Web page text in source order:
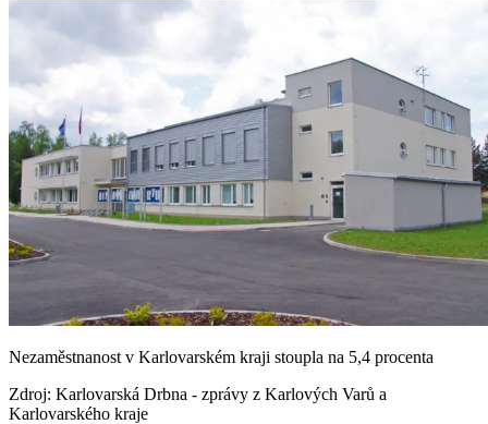
Nezaměstnanost v Karlovarském kraji stoupla na 5,4 procenta
Zdroj: Karlovarská Drbna - zprávy z Karlových Varů a
Karlovarského kraje